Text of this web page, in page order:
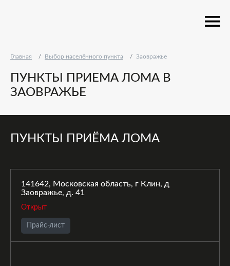
Главная Выбор населённого пункта Заовражье
ПУНКТЫ ПРИЕМА ЛОМА В
ЗАОВРАЖЬЕ
ПУНКТЫ ПРИЁМА ЛОМА
141642, Московская область, г Клин, д
Заовражье, д. 41
Открыт
Прайс-лист